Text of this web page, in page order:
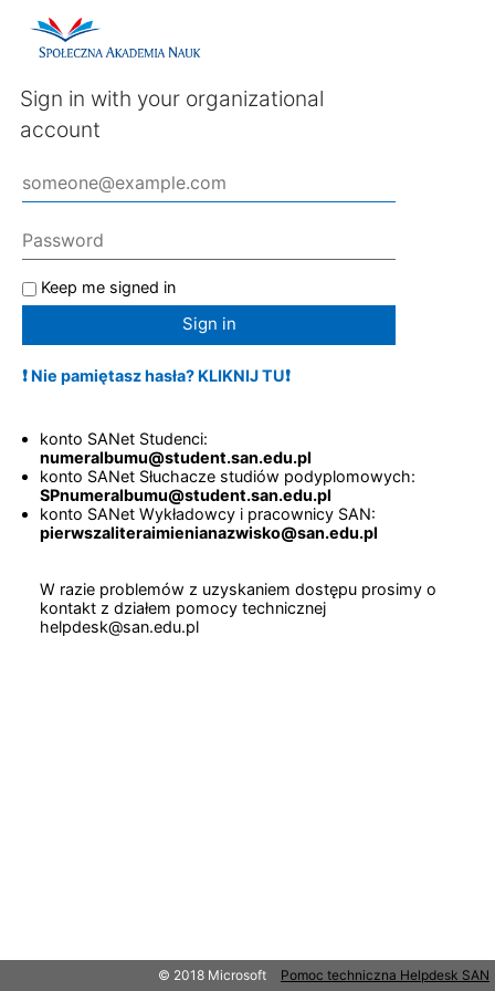
Sign in with your organizational
account
Keep me signed in
Sign in
❗ Nie pamiętasz hasła? KLIKNIJ TU❗
konto SANet Studenci:
numeralbumu@student.san.edu.pl
konto SANet Słuchacze studiów podyplomowych:
SPnumeralbumu@student.san.edu.pl
konto SANet Wykładowcy i pracownicy SAN:
pierwszaliteraimienianazwisko@san.edu.pl
W razie problemów z uzyskaniem dostępu prosimy o
kontakt z działem pomocy technicznej
helpdesk@san.edu.pl
© 2018 Microsoft Pomoc techniczna Helpdesk SAN